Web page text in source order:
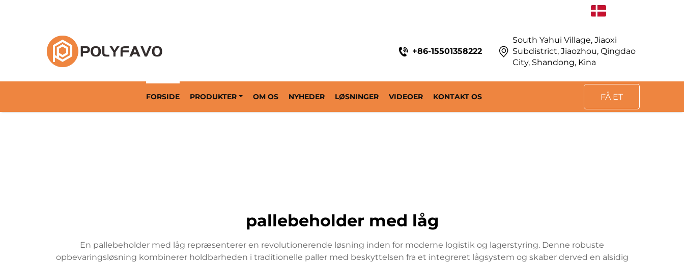
+86-15501358222
South Yahui Village, Jiaoxi
Subdistrict, Jiaozhou, Qingdao
City, Shandong, Kina
FORSIDE PRODUKTER OM OS NYHEDER LØSNINGER VIDEOER KONTAKT OS FÅ ET
pallebeholder med låg
En pallebeholder med låg repræsenterer en revolutionerende løsning inden for moderne logistik og lagerstyring. Denne robuste
opbevaringsløsning kombinerer holdbarheden i traditionelle paller med beskyttelsen fra et integreret lågsystem og skaber derved en alsidig